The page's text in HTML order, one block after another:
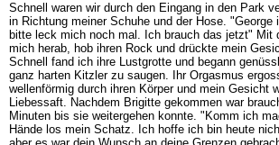
Schnell waren wir durch den Eingang in den Park
in Richtung meiner Schuhe und der Hose. "George
bitte leck mich noch mal. Ich brauch das jetzt" Mit
mich herab, hob ihren Rock und drückte mein
Schnell fand ich ihre Lustgrotte und begann
ganz harten Kitzler zu saugen. Ihr Orgasmus
wellenförmig durch ihren Körper und mein Gesicht
Liebessaft. Nachdem Brigitte gekommen war
Minuten bis sie weitergehen konnte. "Komm ich
Hände los mein Schatz. Ich hoffe ich bin heute